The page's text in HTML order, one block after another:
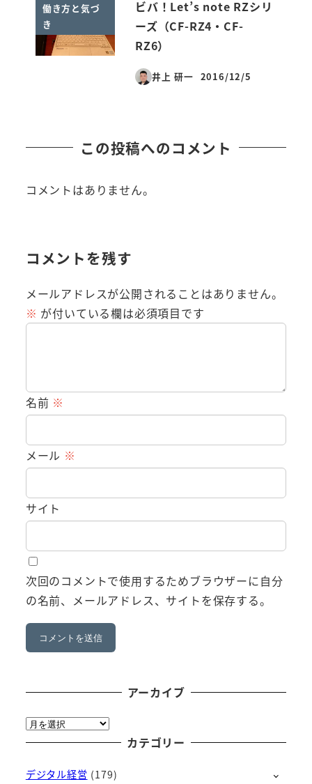
働き方と気づ
き
ビバ！Let’s note RZシリ
ーズ（CF-RZ4・CF-
RZ6）
井上 研一
投稿日
2016/12/5
この投稿へのコメント
コメントはありません。
コメントを残す
メールアドレスが公開されることはありません。
※ が付いている欄は必須項目です
名前 ※
メール ※
サイト
次回のコメントで使用するためブラウザーに自分
の名前、メールアドレス、サイトを保存する。
アーカイブ
ア
ー
イ
カテゴリー
デジタル経営 (179)